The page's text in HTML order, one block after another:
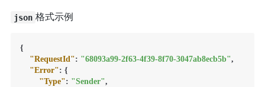
json 格式示例
{
"RequestId": "68093a99-2f63-4f39-8f70-3047ab8ecb5b",
"Error": {
"Type": "Sender",